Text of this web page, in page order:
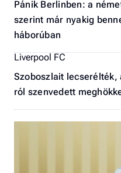
Pánik Berlinben: a
szerint már nyakig
háborúban
Liverpool FC
Szoboszlait lecserélték,
ról szenvedett